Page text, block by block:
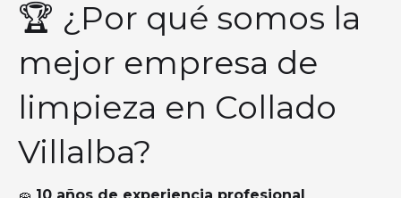
🏆 ¿Por qué somos la
mejor empresa de
limpieza en Collado
Villalba?